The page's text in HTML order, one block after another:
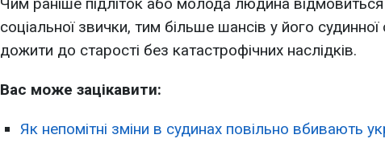
соціальної звички, тим більше шансів у його судинної
дожити до старості без катастрофічних наслідків.
Вас може зацікавити:
Як непомітні зміни в судинах повільно вбивають